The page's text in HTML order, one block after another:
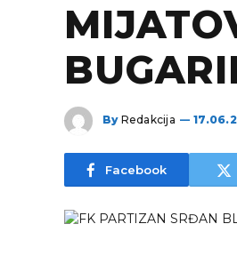
By Redakcija
Facebook